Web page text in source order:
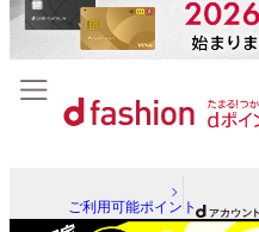
ご利用可能ポイント